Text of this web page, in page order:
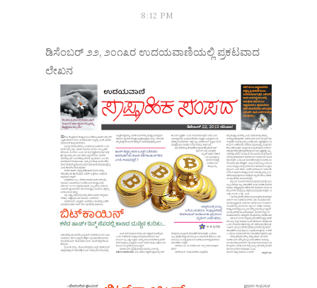
8:12 PM
ಡಿಸೆಂಬರ್ ೨೨, ೨೦೧೩ರ ಉದಯವಾಣಿಯಲ್ಲಿ ಪ್ರಕಟವಾದ
ಲೇಖನ